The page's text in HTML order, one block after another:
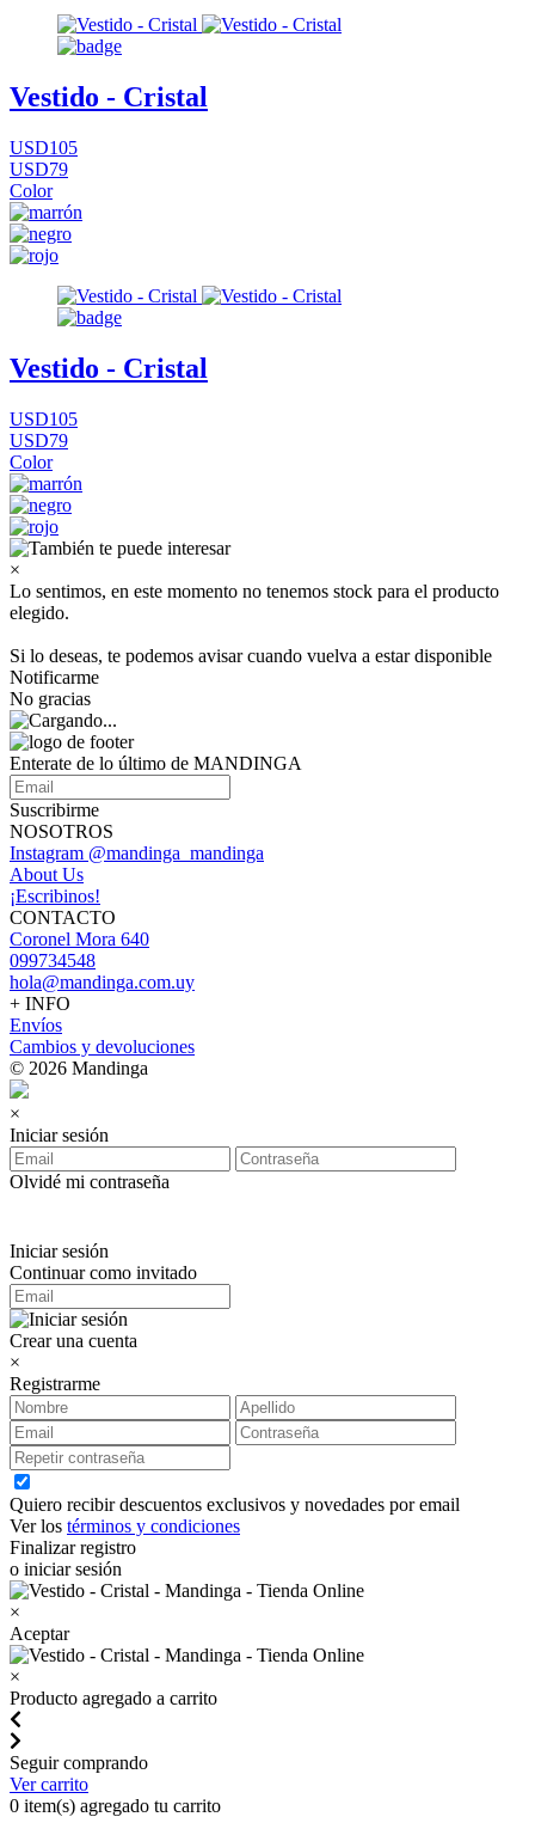
Vestido - Cristal
USD105
USD79
Color
Vestido - Cristal
USD105
USD79
Color
×
Lo sentimos, en este momento no tenemos stock para el producto
elegido.
Si lo deseas, te podemos avisar cuando vuelva a estar disponible
Notificarme
No gracias
Enterate de lo último de MANDINGA
Suscribirme
NOSOTROS
Instagram @mandinga_mandinga
About Us
¡Escribinos!
CONTACTO
Coronel Mora 640
099734548
hola@mandinga.com.uy
+ INFO
Envíos
Cambios y devoluciones
© 2026 Mandinga
×
Iniciar sesión
Olvidé mi contraseña
Iniciar sesión
Continuar como invitado
Crear una cuenta
×
Registrarme
Quiero recibir descuentos exclusivos y novedades por email
Ver los términos y condiciones
Finalizar registro
o iniciar sesión
×
Aceptar
×
Producto agregado a carrito
Seguir comprando
Ver carrito
0 item(s) agregado tu carrito